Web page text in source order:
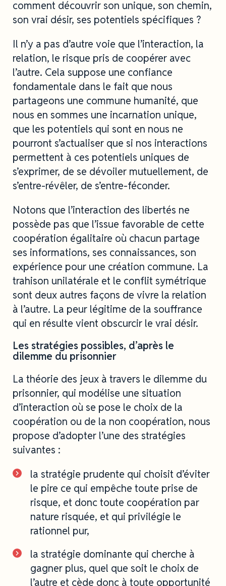
comment découvrir son unique, son chemin,
son vrai désir, ses potentiels spécifiques ?
Il n’y a pas d’autre voie que l’interaction, la
relation, le risque pris de coopérer avec
l’autre. Cela suppose une confiance
fondamentale dans le fait que nous
partageons une commune humanité, que
nous en sommes une incarnation unique,
que les potentiels qui sont en nous ne
pourront s’actualiser que si nos interactions
permettent à ces potentiels uniques de
s’exprimer, de se dévoiler mutuellement, de
s’entre-révêler, de s’entre-féconder.
Notons que l’interaction des libertés ne
possède pas que l’issue favorable de cette
coopération égalitaire où chacun partage
ses informations, ses connaissances, son
expérience pour une création commune. La
trahison unilatérale et le conflit symétrique
sont deux autres façons de vivre la relation
à l’autre. La peur légitime de la souffrance
qui en résulte vient obscurcir le vrai désir.
Les stratégies possibles, d’après le
dilemme du prisonnier
La théorie des jeux à travers le dilemme du
prisonnier, qui modélise une situation
d’interaction où se pose le choix de la
coopération ou de la non coopération, nous
propose d’adopter l’une des stratégies
suivantes :
la stratégie prudente qui choisit d’éviter
le pire ce qui empêche toute prise de
risque, et donc toute coopération par
nature risquée, et qui privilégie le
rationnel pur,
la stratégie dominante qui cherche à
gagner plus, quel que soit le choix de
l’autre et cède donc à toute opportunité